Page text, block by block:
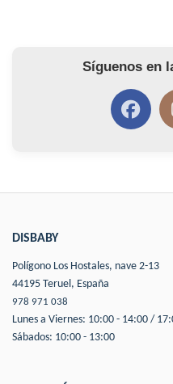
Síguenos en
DISBABY
Polígono Los Hostales, nave 2-13
44195 Teruel, España
978 971 038
Lunes a Viernes: 10:00 - 14:00 /
Sábados: 10:00 - 13:00